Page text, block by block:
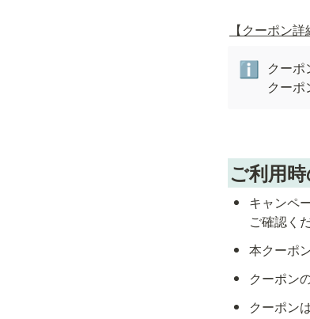
【クーポン詳
ℹ️
クーポ
クー
ご利用
キャンペ
ご確認く
本クーポ
クーポン
クーポン